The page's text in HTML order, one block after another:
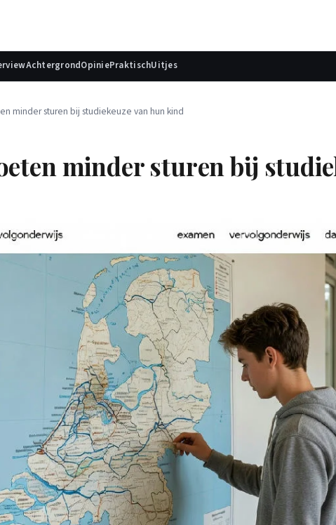
AchtergrondOpiniePraktischUitjes
minder sturen bij studiekeuze van hun kind
minder sturen bij